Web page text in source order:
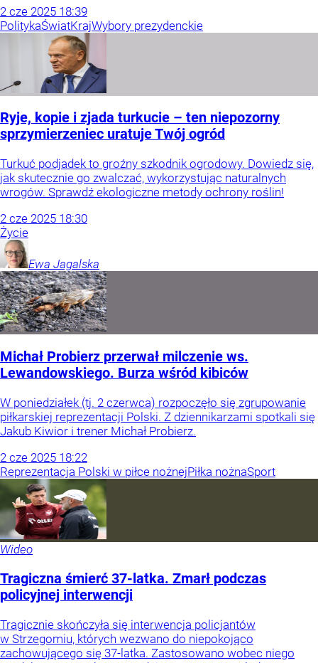
2 cze 2025 18:39
PolitykaŚwiatKrajWybory prezydenckie
Ryje, kopie i zjada turkucie – ten niepozorny
sprzymierzeniec uratuje Twój ogród
Turkuć podjadek to groźny szkodnik ogrodowy. Dowiedz się,
jak skutecznie go zwalczać, wykorzystując naturalnych
wrogów. Sprawdź ekologiczne metody ochrony roślin!
2 cze 2025 18:30
Życie
Ewa Jagalska
Michał Probierz przerwał milczenie ws.
Lewandowskiego. Burza wśród kibiców
W poniedziałek (tj. 2 czerwca) rozpoczęło się zgrupowanie
piłkarskiej reprezentacji Polski. Z dziennikarzami spotkali się
Jakub Kiwior i trener Michał Probierz.
2 cze 2025 18:22
Reprezentacja Polski w piłce nożnejPiłka nożnaSport
Wideo
Tragiczna śmierć 37-latka. Zmarł podczas
policyjnej interwencji
Tragicznie skończyła się interwencja policjantów
w Strzegomiu, których wezwano do niepokojąco
zachowującego się 37-latka. Zastosowano wobec niego